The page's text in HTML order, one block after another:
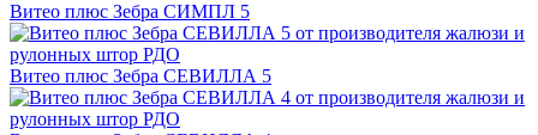
Витео плюс Зебра СИМПЛ 5
Витео плюс Зебра СЕВИЛЛА 5